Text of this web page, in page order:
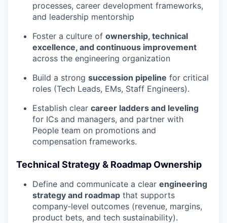
processes, career development frameworks,
and leadership mentorship
Foster a culture of ownership, technical
excellence, and continuous improvement
across the engineering organization
Build a strong succession pipeline for critical
roles (Tech Leads, EMs, Staff Engineers).
Establish clear career ladders and leveling
for ICs and managers, and partner with
People team on promotions and
compensation frameworks.
Technical Strategy & Roadmap Ownership
Define and communicate a clear engineering
strategy and roadmap that supports
company‑level outcomes (revenue, margins,
product bets, and tech sustainability).